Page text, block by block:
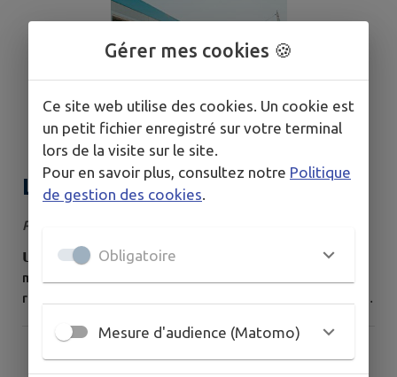
paillette 𝗧𝗿𝗮𝗻𝘀𝗽𝗼𝗿𝘁 𝗲𝗻 𝗻𝗮𝘃𝗲𝘁𝘁𝗲𝘀 : Départ des bus à
Le Maire en visite sur le terrain
Publié le mardi 04 août 2026
𝗨𝗻𝗲 𝗺𝗮𝘁𝗶𝗻𝗲́𝗲 𝘀𝘂𝗿 𝗹𝗲 𝘁𝗲𝗿𝗿𝗮𝗶𝗻 𝗮̀ 𝗟𝗮 𝗣𝗼𝘀𝘀𝗲𝘀𝘀𝗶𝗼𝗻 Ce
matin, M. le Maire Erick Fontaine et son équipe se sont
rendus au Ti Port de Pêche pour aller à la rencontre des
leurs besoins. Cette visite a également été l’occasion
d’imaginer ensemble les futurs usages de la rondavelle,
Gérer mes cookies 🍪
Ce site web utilise des cookies. Un cookie est
un petit fichier enregistré sur votre terminal
lors de la visite sur le site.
Pour en savoir plus, consultez notre Politique
de gestion des cookies.
Obligatoire
Mesure d'audience (Matomo)